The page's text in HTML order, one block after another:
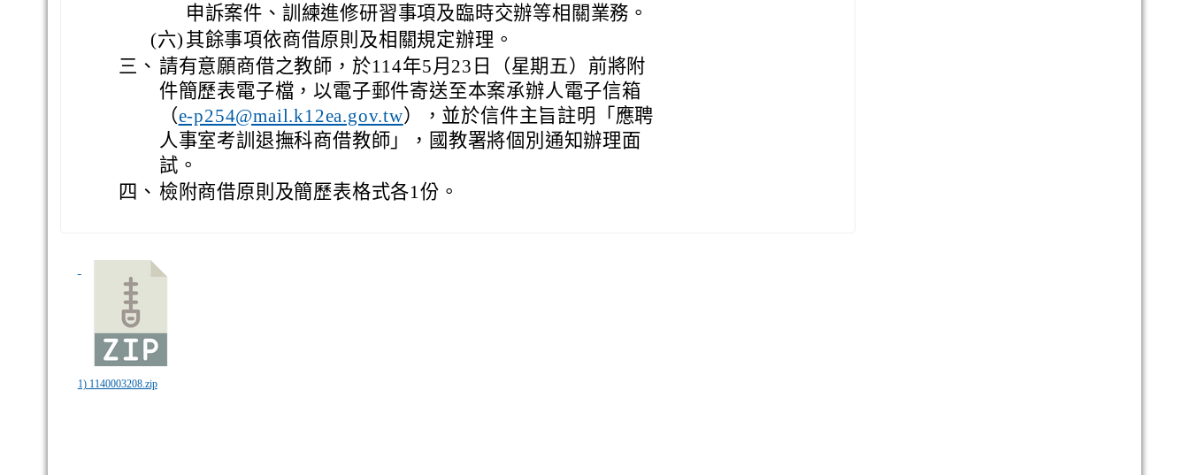
申訴案件、訓練進修研習事項及臨時交辦等相關業務。
(六) 其餘事項依商借原則及相關規定辦理。
三、 請有意願商借之教師，於114年5月23日（星期五）前將附
件簡歷表電子檔，以電子郵件寄送至本案承辦人電子信箱
（e-p254@mail.k12ea.gov.tw），並於信件主旨註明「應聘
人事室考訓退撫科商借教師」，國教署將個別通知辦理面
試。
四、 檢附商借原則及簡歷表格式各1份。
1) 1140003208.zip